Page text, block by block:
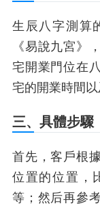
生辰八字測算
《易說九宮》
宅開業門位在
宅的開業時間以
三、具體步驟
首先，客戶根
位置的位置，
等；然后再參